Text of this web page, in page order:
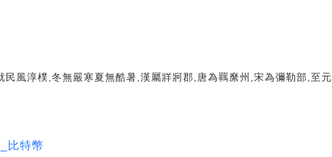
風淳樸,冬無嚴寒夏無酷暑,漢屬牂牁郡,唐為羈縻州,宋為彌勒部,至元
比特幣